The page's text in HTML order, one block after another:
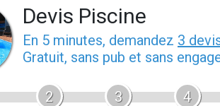
Devis Piscine
En 5 minutes, demandez 3
Gratuit, sans pub et sans
2 3 4